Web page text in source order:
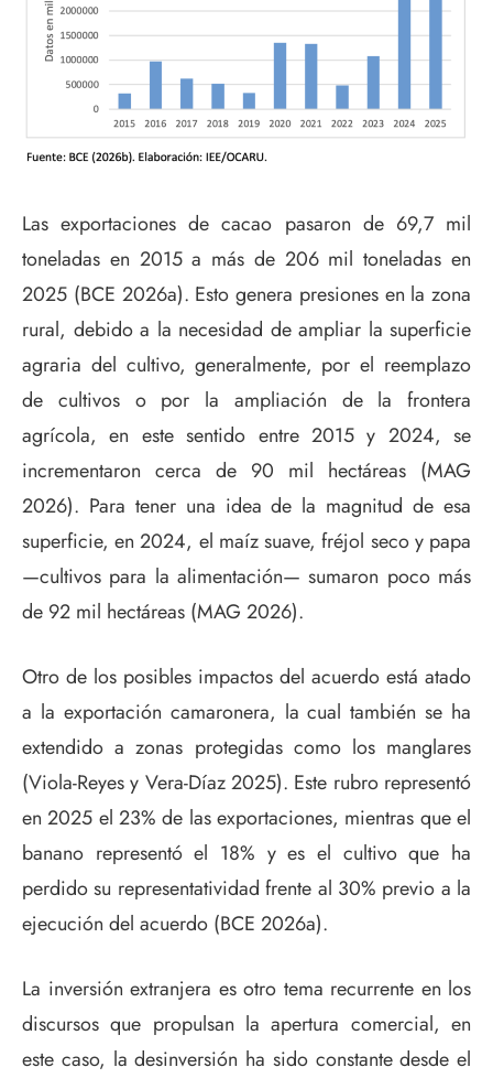
Las exportaciones de cacao pasaron de 69,7 mil
toneladas en 2015 a más de 206 mil toneladas en
2025 (BCE 2026a). Esto genera presiones en la zona
rural, debido a la necesidad de ampliar la superficie
agraria del cultivo, generalmente, por el reemplazo
de cultivos o por la ampliación de la frontera
agrícola, en este sentido entre 2015 y 2024, se
incrementaron cerca de 90 mil hectáreas (MAG
2026). Para tener una idea de la magnitud de esa
superficie, en 2024, el maíz suave, fréjol seco y papa
—cultivos para la alimentación— sumaron poco más
de 92 mil hectáreas (MAG 2026).
Otro de los posibles impactos del acuerdo está atado
a la exportación camaronera, la cual también se ha
extendido a zonas protegidas como los manglares
(Viola-Reyes y Vera-Díaz 2025). Este rubro representó
en 2025 el 23% de las exportaciones, mientras que el
banano representó el 18% y es el cultivo que ha
perdido su representatividad frente al 30% previo a la
ejecución del acuerdo (BCE 2026a).
La inversión extranjera es otro tema recurrente en los
discursos que propulsan la apertura comercial, en
este caso, la desinversión ha sido constante desde el